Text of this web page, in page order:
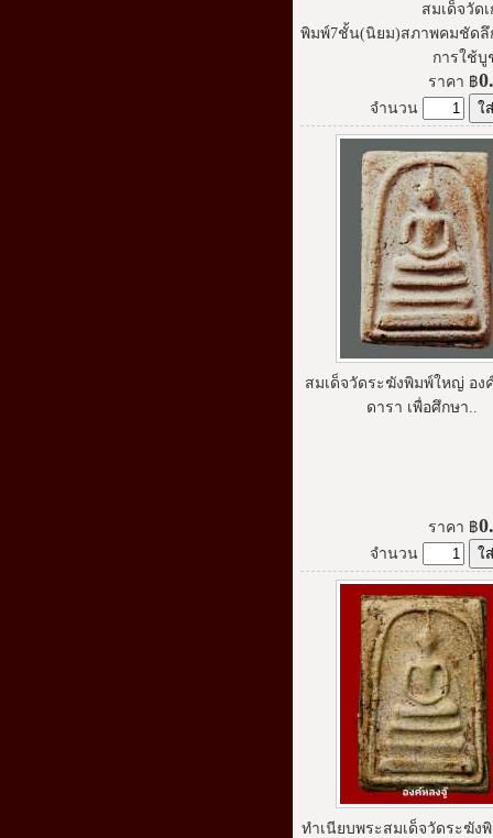
สมเด็จวัด
พิมพ์7ชั้น(นิยม)สภาพคมชัดลึ
การใช้
ราคา ฿
จำนวน
สมเด็จวัดระฆังพิมพ์ใหญ่ อง
ดารา เพื่อศึกษา..
ราคา ฿
จำนวน
ทำเนียบพระสมเด็จวัดระฆัง